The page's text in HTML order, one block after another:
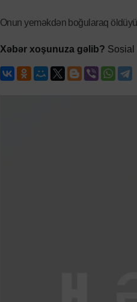
Onun yeməkdən boğularaq
Xəbər xoşunuza gəlib? Sosial